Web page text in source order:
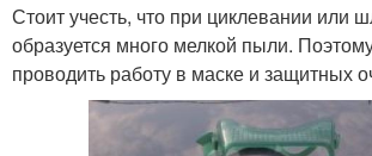
Стоит учесть, что при циклевании или
образуется много мелкой пыли.
проводить работу в маске и защитных